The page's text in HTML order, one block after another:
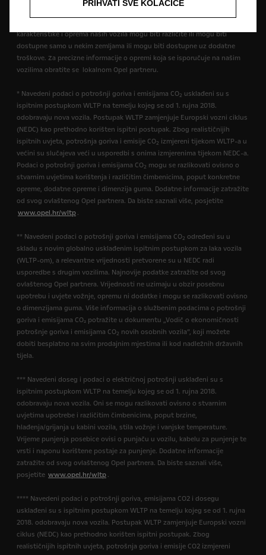
karakteristike i oprema naših vozila mogu biti različite ili mogu biti
dostupne samo u nekim zemljama ili mogu biti dostupne uz dodatne
troškove. Za precizne informacije o opremi koja se isporučuje na našim
vozilima obratite se lokalnom Opel partneru.
* Navedeni podaci o potrošnji goriva i emisijama CO2 usklađeni su s
ispitnim postupkom WLTP na temelju kojeg se od 1. rujna 2018.
odobravaju nova vozila. Postupak WLTP zamjenjuje Europski vozni ciklus
(NEDC) kao prethodno korišten ispitni postupak. Zbog realističnijih
ispitnih uvjeta, potrošnja goriva i emisije CO2 izmjereni tijekom WLTP-a u
većini su slučajeva veći u usporedbi s onima izmjerenima tijekom NEDC-a.
Podaci o potrošnji goriva i emisijama CO2 mogu se razlikovati ovisno o
stvarnim uvjetima korištenja i različitim čimbenicima, poput konkretne
opreme, dodatne opreme i dimenzija guma. Dodatne informacije zatražite
od svog ovlaštenog Opel partnera. Da biste saznali više, posjetite
www.opel.hr/wltp .
** Navedeni podaci o potrošnji goriva i emisijama CO2 određeni su u
skladu s novim globalno usklađenim ispitnim postupkom za laka vozila
(WLTP-om), a relevantne vrijednosti pretvorene su u NEDC radi
usporedbe s drugim vozilima. Najnovije podatke zatražite od svog
ovlaštenog Opel partnera. Vrijednosti ne uzimaju u obzir posebnu
upotrebu i uvjete vožnje, opremu ni dodatke i mogu se razlikovati ovisno
o dimenzijama guma. Više informacija o službenim podacima o potrošnji
goriva i emisijama CO₂ potražite u dokumentu „Vodič o ekonomičnosti
potrošnje goriva i emisijama CO2 novih osobnih vozila”, koji možete
dobiti besplatno na svim prodajnim mjestima ili kod nadležnih državnih
tijela.
*** Navedeni doseg i podaci o električnoj potrošnji usklađeni su s
ispitnim postupkom WLTP na temelju kojeg se od 1. rujna 2018.
odobravaju nova vozila. Oni se mogu razlikovati ovisno o stvarnim
uvjetima upotrebe i različitim čimbenicima, poput brzine,
hlađenja/grijanja u kabini vozila, stila vožnje i vanjske temperature.
Vrijeme punjenja posebice ovisi o punjaču u vozilu, kabelu za punjenje te
vrsti i naponu korištene postaje za punjenje. Dodatne informacije
zatražite od svog ovlaštenog Opel partnera. Da biste saznali više,
posjetite www.opel.hr/wltp .
**** Navedeni podaci o potrošnji goriva, emisijama CO2 i dosegu
usklađeni su s ispitnim postupkom WLTP na temelju kojeg se od 1. rujna
2018. odobravaju nova vozila. Postupak WLTP zamjenjuje Europski vozni
ciklus (NEDC) kao prethodno korišten ispitni postupak. Zbog
realističnijih ispitnih uvjeta, potrošnja goriva i emisije CO2 izmjereni
PRIHVATI SVE KOLAČIĆE